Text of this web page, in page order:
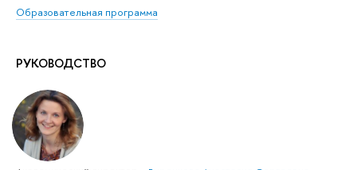
Образовательная программа
РУКОВОДСТВО